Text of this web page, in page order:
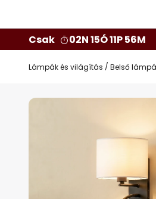
Csak
02N 15Ó 11P 55M
Lámpák és világítás Belső
Ugrás